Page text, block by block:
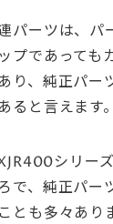
パーツは、パ
プであっても
り、純正パー
ると言えます。
シリー
で、純正パー
とも多々あり